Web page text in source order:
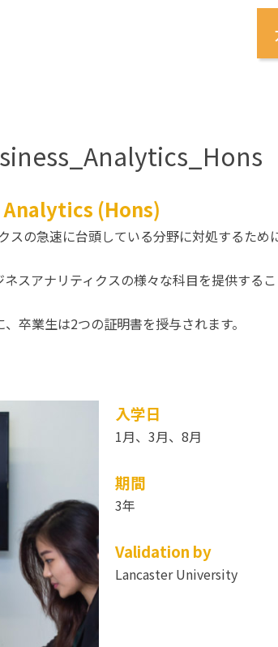
(Hons)
の急速に台頭している分野に対処するた
スアナリティクスの様々な科目を提供する
卒業生は2つの証明書を授与されます。
入学日
1月、3月、8月
期間
3年
Validation by
Lancaster University